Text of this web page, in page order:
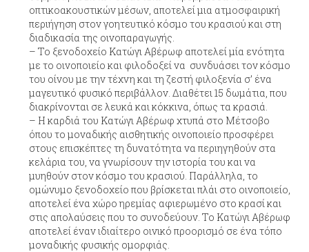
οπτικοακουστικών μέσων, αποτελεί μια ατμοσφαιρική
περιήγηση στον γοητευτικό κόσμο του κρασιού και στη
διαδικασία της οινοπαραγωγής.
Το ξενοδοχείο Κατώγι Αβέρωφ αποτελεί μία ενότητα
με το οινοποιείο και φιλοδοξεί να συνδυάσει τον κόσμο
του οίνου με την τέχνη και τη ζεστή φιλοξενία σ’ ένα
μαγευτικό φυσικό περιβάλλον. Διαθέτει 15 δωμάτια, που
διακρίνονται σε λευκά και κόκκινα, όπως τα κρασιά.
Η καρδιά του Κατώγι Αβέρωφ χτυπά στο Μέτσοβο
όπου το μοναδικής αισθητικής οινοποιείο προσφέρει
στους επισκέπτες τη δυνατότητα να περιηγηθούν στα
κελάρια του, να γνωρίσουν την ιστορία του και να
μυηθούν στον κόσμο του κρασιού. Παράλληλα, το
ομώνυμο ξενοδοχείο που βρίσκεται πλάι στο οινοποιείο,
αποτελεί ένα χώρο ηρεμίας αφιερωμένο στο κρασί και
στις απολαύσεις που το συνοδεύουν. Το Κατώγι Αβέρωφ
αποτελεί έναν ιδιαίτερο οινικό προορισμό σε ένα τόπο
μοναδικής φυσικής ομορφιάς.